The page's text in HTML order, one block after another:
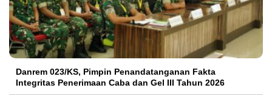
Danrem 023/KS, Pimpin Penandatanganan Fakta
Integritas Penerimaan Caba dan Gel III Tahun 2026